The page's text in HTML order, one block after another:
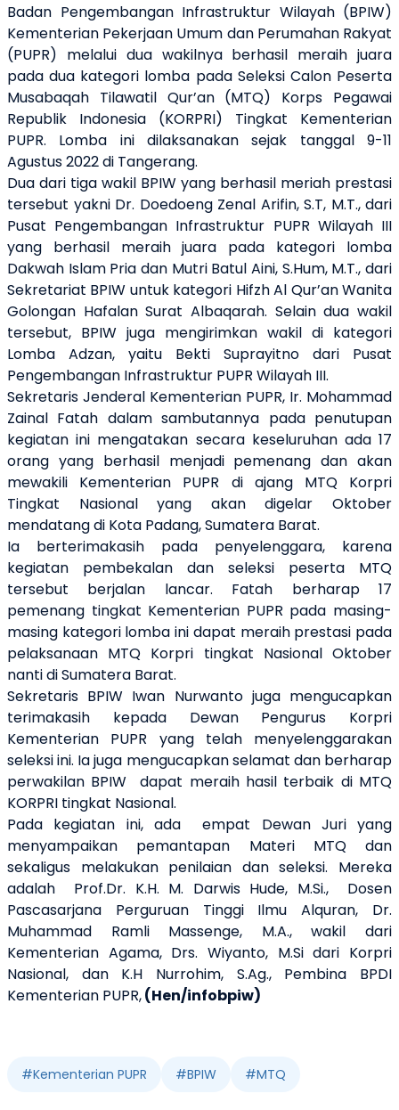
Badan Pengembangan Infrastruktur Wilayah (BPIW)
Kementerian Pekerjaan Umum dan Perumahan Rakyat
(PUPR) melalui dua wakilnya berhasil meraih juara
pada dua kategori lomba pada Seleksi Calon Peserta
Musabaqah Tilawatil Qur’an (MTQ) Korps Pegawai
Republik Indonesia (KORPRI) Tingkat Kementerian
PUPR. Lomba ini dilaksanakan sejak tanggal 9-11
Agustus 2022 di Tangerang.
Dua dari tiga wakil BPIW yang berhasil meriah prestasi
tersebut yakni Dr. Doedoeng Zenal Arifin, S.T, M.T., dari
Pusat Pengembangan Infrastruktur PUPR Wilayah III
yang berhasil meraih juara pada kategori lomba
Dakwah Islam Pria dan Mutri Batul Aini, S.Hum, M.T., dari
Sekretariat BPIW untuk kategori Hifzh Al Qur’an Wanita
Golongan Hafalan Surat Albaqarah. Selain dua wakil
tersebut, BPIW juga mengirimkan wakil di kategori
Lomba Adzan, yaitu Bekti Suprayitno dari Pusat
Pengembangan Infrastruktur PUPR Wilayah III.
Sekretaris Jenderal Kementerian PUPR, Ir. Mohammad
Zainal Fatah dalam sambutannya pada penutupan
kegiatan ini mengatakan secara keseluruhan ada 17
orang yang berhasil menjadi pemenang dan akan
mewakili Kementerian PUPR di ajang MTQ Korpri
Tingkat Nasional yang akan digelar Oktober
mendatang di Kota Padang, Sumatera Barat.
Ia berterimakasih pada penyelenggara, karena
kegiatan pembekalan dan seleksi peserta MTQ
tersebut berjalan lancar. Fatah berharap 17
pemenang tingkat Kementerian PUPR pada masing-
masing kategori lomba ini dapat meraih prestasi pada
pelaksanaan MTQ Korpri tingkat Nasional Oktober
nanti di Sumatera Barat.
Sekretaris BPIW Iwan Nurwanto juga mengucapkan
terimakasih kepada Dewan Pengurus Korpri
Kementerian PUPR yang telah menyelenggarakan
seleksi ini. Ia juga mengucapkan selamat dan berharap
perwakilan BPIW dapat meraih hasil terbaik di MTQ
KORPRI tingkat Nasional.
Pada kegiatan ini, ada empat Dewan Juri yang
menyampaikan pemantapan Materi MTQ dan
sekaligus melakukan penilaian dan seleksi. Mereka
adalah Prof.Dr. K.H. M. Darwis Hude, M.Si., Dosen
Pascasarjana Perguruan Tinggi Ilmu Alquran, Dr.
Muhammad Ramli Massenge, M.A., wakil dari
Kementerian Agama, Drs. Wiyanto, M.Si dari Korpri
Nasional, dan K.H Nurrohim, S.Ag., Pembina BPDI
Kementerian PUPR,(Hen/infobpiw)
#Kementerian PUPR #BPIW #MTQ